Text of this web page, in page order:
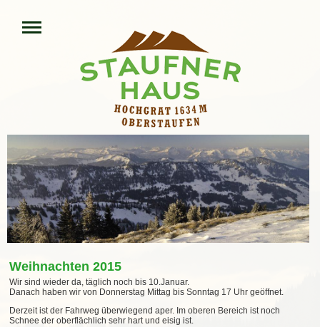
Weihnachten 2015
Wir sind wieder da, täglich noch bis 10.Januar.
Danach haben wir von Donnerstag Mittag bis Sonntag 17 Uhr geöffnet.
Derzeit ist der Fahrweg überwiegend aper. Im oberen Bereich ist noch
Schnee der oberflächlich sehr hart und eisig ist.